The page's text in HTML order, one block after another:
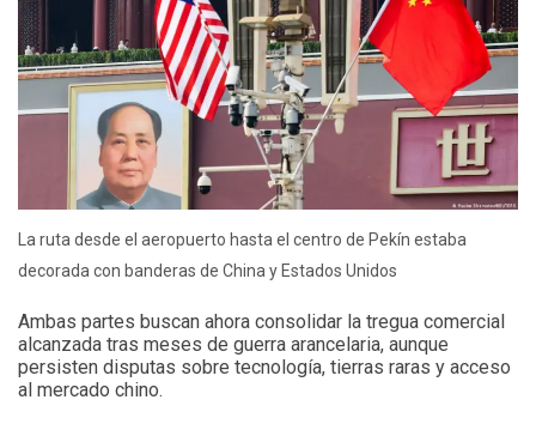
La ruta desde el aeropuerto hasta el centro de Pekín estaba
decorada con banderas de China y Estados Unidos
Ambas partes buscan ahora consolidar la tregua comercial
alcanzada tras meses de guerra arancelaria, aunque
persisten disputas sobre tecnología, tierras raras y acceso
al mercado chino.